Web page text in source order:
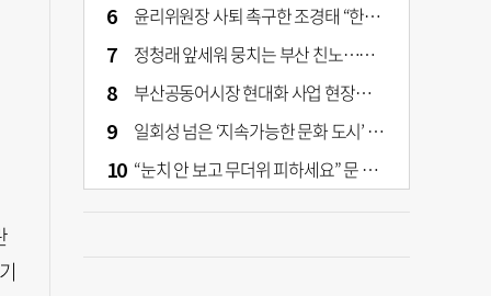
윤리위원장 사퇴 촉구한 조경태 “한동훈 제명 철회해야”
정청래 앞세워 뭉치는 부산 친노…전대 결과가 부산 민주 세력 판도 바꾼다
부산공동어시장 현대화 사업 현장서 오염토 발견
일회성 넘은 ‘지속가능한 문화 도시’ 원동력은 시민 지지 [부산은 열려 있다]
“눈치 안 보고 무더위 피하세요” 문 활짝 연 은행·마트